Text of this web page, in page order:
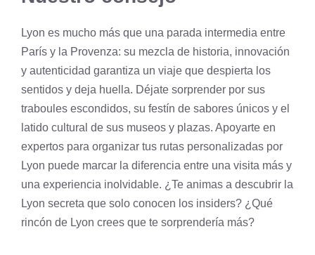
Lyon es mucho más que una parada intermedia entre
París y la Provenza: su mezcla de historia, innovación
y autenticidad garantiza un viaje que despierta los
sentidos y deja huella. Déjate sorprender por sus
traboules escondidos, su festín de sabores únicos y el
latido cultural de sus museos y plazas. Apoyarte en
expertos para organizar tus rutas personalizadas por
Lyon puede marcar la diferencia entre una visita más y
una experiencia inolvidable. ¿Te animas a descubrir la
Lyon secreta que solo conocen los insiders? ¿Qué
rincón de Lyon crees que te sorprendería más?